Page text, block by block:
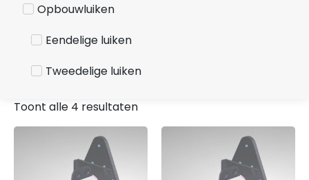
Opbouwluiken
Eendelige luiken
Tweedelige luiken
Toont alle 4 resultaten